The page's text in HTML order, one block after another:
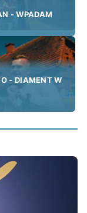
- WPADAM
- DIAMENT W